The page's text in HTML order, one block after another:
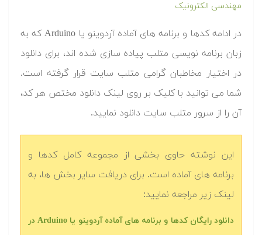
مهندسی الکترونیک
‫در ادامه کدها و برنامه های آماده آردوینو یا Arduino که به
زبان برنامه نویسی متلب پیاده سازی شده اند، برای دانلود
در اختیار مخاطبان گرامی متلب سایت قرار گرفته است.
شما می توانید با کلیک بر روی لینک دانلود مختص هر کد،
آن را از سرور متلب سایت دانلود نمایید.‬
این نوشته حاوی بخشی از مجموعه کامل کدها و
برنامه های آماده است. برای دریافت سایر بخش ها، به
لینک زیر مراجعه نمایید:
‫‫دانلود رایگان کدها و برنامه های آماده آردوینو یا Arduino در